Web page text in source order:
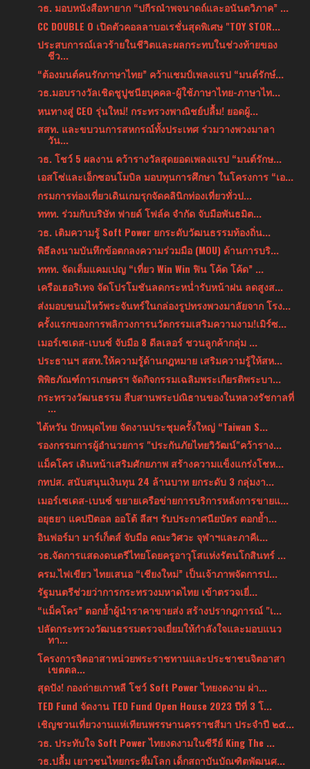
วธ. มอบหนังสือหายาก “ปกีรณำพจนาดถ์และอนันตวิภาค” ...
CC DOUBLE O เปิดตัวคอลลาบอเรชั่นสุดพิเศษ "TOY STOR...
ประสบการณ์เลวร้ายในชีวิตและผลกระทบในช่วงท้ายของ
ชีว...
“ต้องมนต์คนรักภาษาไทย” คว้าแชมป์เพลงแรป “มนต์รักษ์...
วธ.มอบรางวัลเชิดชูปูชนียบุคคล-ผู้ใช้ภาษาไทย-ภาษาไท...
หนทางสู่ CEO รุ่นใหม่! กระทรวงพาณิชย์ปลื้ม! ยอดผู้...
สสท. และขบวนการสหกรณ์ทั้งประเทศ ร่วมวางพวงมาลา
วัน...
วธ. โชว์ 5 ผลงาน คว้ารางวัลสุดยอดเพลงแรป “มนต์รักษ...
เอสโซ่และเอ็กซอนโมบิล มอบทุนการศึกษา ในโครงการ “เอ...
กรมการท่องเที่ยวเดินเกมรุกจัดคลินิกท่องเที่ยวทั่วป...
ททท. ร่วมกับบริษัท ฟายด์ โฟล์ค จำกัด จับมือพันธมิต...
วธ. เติมความรู้ Soft Power ยกระดับวัฒนธรรมท้องถิ่น...
พิธีลงนามบันทึกข้อตกลงความร่วมมือ (MOU) ด้านการบริ...
ททท. จัดเต็มแคมเปญ “เที่ยว Win Win ฟิน โค้ด โค้ด” ...
เครือเฮอริเทจ จัดโปรโมชันลดกระหน่ำรับหน้าฝน ลดสูงส...
ส่งมอบขนมไหว้พระจันทร์ในกล่องรูปทรงพวงมาลัยจาก โรง...
ครั้งแรกของการพลิกวงการนวัตกรรมเสริมความงาม!เมิร์ซ...
เมอร์เซเดส-เบนซ์ จับมือ 8 ดีลเลอร์ ชวนลูกค้ากลุ่ม ...
ประธานฯ สสท.ให้ความรู้ด้านกฎหมาย เสริมความรู้ให้สห...
พิพิธภัณฑ์การเกษตรฯ จัดกิจกรรมเฉลิมพระเกียรติพระบา...
กระทรวงวัฒนธรรม สืบสานพระปณิธานของในหลวงรัชกาลที่
...
ไต้หวัน ปักหมุดไทย จัดงานประชุมครั้งใหญ่ “Taiwan S...
รองกรรมการผู้อำนวยการ "ประกันภัยไทยวิวัฒน์"คว้าราง...
แม็คโคร เดินหน้าเสริมศักยภาพ สร้างความแข็งแกร่งโชห...
กทปส. สนับสนุนเงินทุน 24 ล้านบาท ยกระดับ 3 กลุ่มงา...
เมอร์เซเดส-เบนซ์ ขยายเครือข่ายการบริการหลังการขายแ...
อยุธยา แคปปิตอล ออโต้ ลีสฯ รับประกาศนียบัตร ตอกย้ำ...
อินฟอร์มา มาร์เก็ตส์ จับมือ คณะวิศวะ จุฬาฯและภาคีเ...
วธ.จัดการแสดงดนตรีไทยโดยครูอาวุโสแห่งรัตนโกสินทร์ ...
ครม.ไฟเขียว ไทยเสนอ “เชียงใหม่” เป็นเจ้าภาพจัดการป...
รัฐมนตรีช่วยว่าการกระทรวงมหาดไทย เข้าตรวจเยี่...
“แม็คโคร” ตอกย้ำผู้นำราคาขายส่ง สร้างปรากฎการณ์ "เ...
ปลัดกระทรวงวัฒนธรรมตรวจเยี่ยมให้กำลังใจและมอบแนว
ทา...
โครงการจิตอาสาหน่วยพระราชทานและประชาชนจิตอาสา
เขตตล...
สุดปัง! กองถ่ายเกาหลี โชว์ Soft Power ไทยงดงาม ผ่า...
TED Fund จัดงาน TED Fund Open House 2023 ปีที่ 3 โ...
เชิญชวนเที่ยวงานแห่เทียนพรรษานครราชสีมา ประจำปี ๒๕...
วธ. ประทับใจ Soft Power ไทยงดงามในซีรีย์ King The ...
วธ.ปลื้ม เยาวชนไทยกระหึ่มโลก เด็กสถาบันบัณฑิตพัฒนศ...